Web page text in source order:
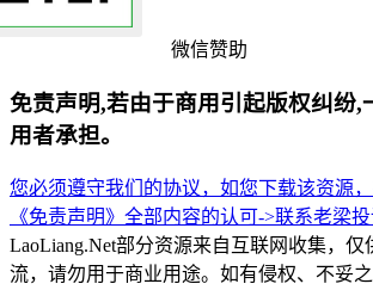
微信赞助
免责声明,若由于商用引起版权纠纷,
用者承担。
您必须遵守我们的协议，如您下载该资源
《免责声明》全部内容的认可->联系老梁
LaoLiang.Net部分资源来自互联网收集，仅
流，请勿用于商业用途。如有侵权、不妥